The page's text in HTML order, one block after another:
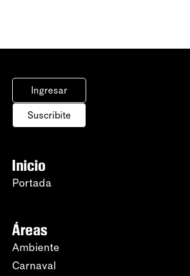
Ingresar
Suscribite
Inicio
Portada
Áreas
Ambiente
Carnaval